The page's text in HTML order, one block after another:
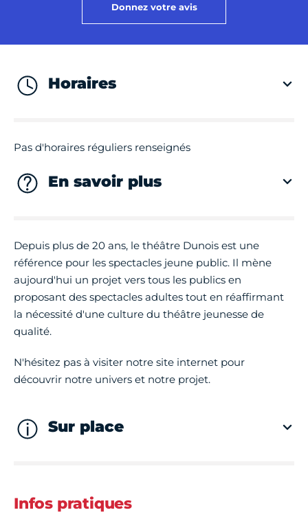
Donnez votre avis
Horaires
Pas d'horaires réguliers renseignés
En savoir plus
Depuis plus de 20 ans, le théâtre Dunois est une
référence pour les spectacles jeune public. Il mène
aujourd'hui un projet vers tous les publics en
proposant des spectacles adultes tout en réaffirmant
la nécessité d'une culture du théâtre jeunesse de
qualité.
N'hésitez pas à visiter notre site internet pour
découvrir notre univers et notre projet.
Sur place
Infos pratiques